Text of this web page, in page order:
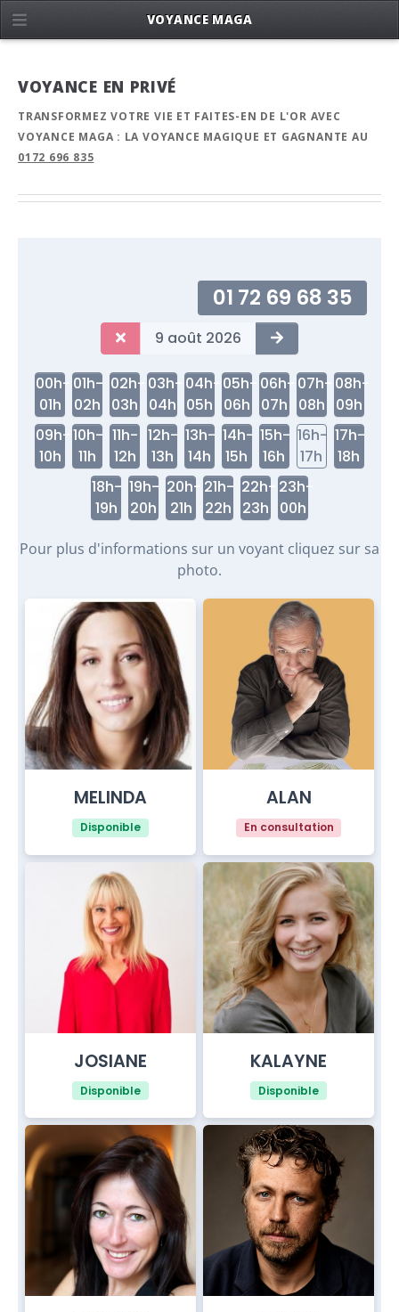
VOYANCE EN PRIVÉ
TRANSFORMEZ VOTRE VIE ET FAITES-EN DE L'OR AVEC
VOYANCE MAGA : LA VOYANCE MAGIQUE ET GAGNANTE AU
0172 696 835
VOYANCE MAGA